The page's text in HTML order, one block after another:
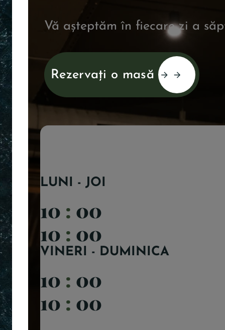
Vă așteptăm în fiecare zi a
Rezervați o masă
LUNI - JOI
10 : 00
10 : 00
VINERI - DUMINICA
10 : 00
10 : 00